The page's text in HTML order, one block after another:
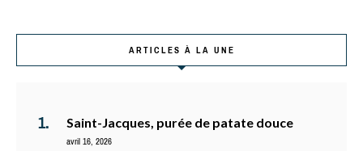
ARTICLES À LA UNE
Saint-Jacques, purée de patate douce
avril 16, 2026